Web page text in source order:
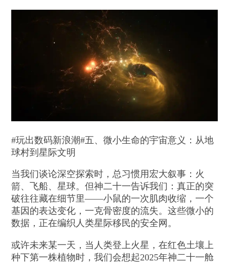
#玩出数码新浪潮#五、微小生命的宇宙意义：从地
球村到星际文明
当我们谈论深空探索时，总习惯用宏大叙事：火
箭、飞船、星球。但神二十一告诉我们：真正的突
破往往藏在细节里——小鼠的一次肌肉收缩，一个
基因的表达变化，一克骨密度的流失。这些微小的
数据，正在编织人类星际移民的安全网。
或许未来某一天，当人类登上火星，在红色土壤上
种下第一株植物时，我们会想起2025年神二十一舱